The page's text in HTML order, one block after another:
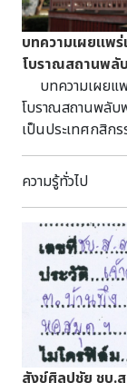
บทความเผยแพ
โบราณสถานพลั
บทความเผยแ
โบราณสถานพลับ
เป็นประเทศกสิก
พลเมือง การอยู่ดี
มั่งคั่งของประเท
ใหญ่” พระราชด
ภูมิพลอดุลยเดช
เจ้าพระยา วันที่ ๗ กุมภาพันธ์ ๒
กสิกรรม จึงตร
ทางการเกษตรต่
เป็นรากฐานคว
กษัตริย์ในฐานะ
ขวัญและกำลังใจ
จริงปรากฏเด่นชั
ความรู้ทั่วไป
สังข์ศิลปชัย ชบ.